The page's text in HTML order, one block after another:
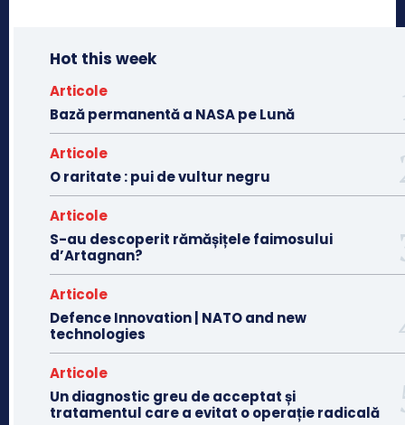
Hot this week
Articole
Bază permanentă a NASA pe Lună
Articole
O raritate : pui de vultur negru
Articole
S-au descoperit rămășițele faimosului
d’Artagnan?
Articole
Defence Innovation | NATO and new
technologies
Articole
Un diagnostic greu de acceptat și
tratamentul care a evitat o operație radicală